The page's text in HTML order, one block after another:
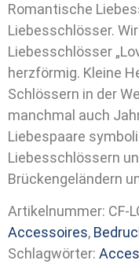
Romantische
Liebesschlösser.
Liebesschlösser
herzförmig. Kleine
Schlössern in der
manchmal auch
Liebespaare
Liebesschlössern
Brückengeländern
Artikelnummer: CF-
Accessoires,
Schlagwörter: